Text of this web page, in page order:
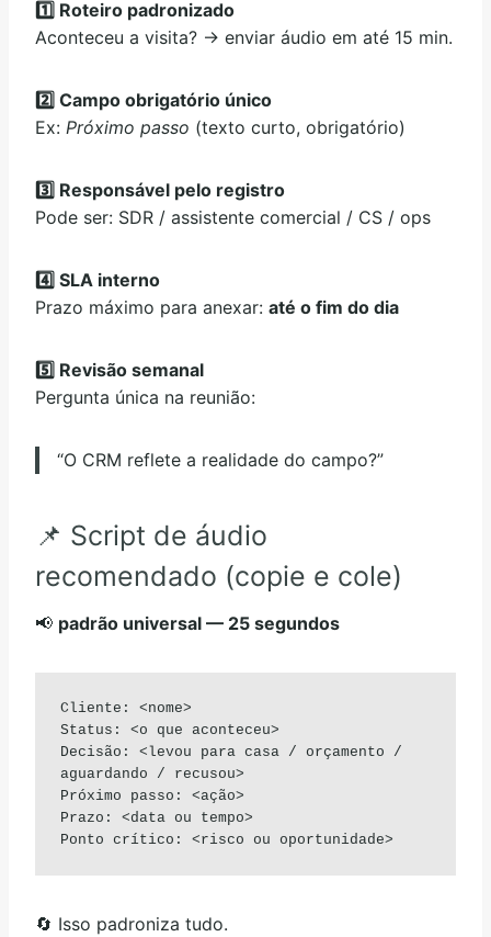
1️⃣ Roteiro padronizado
Aconteceu a visita? → enviar áudio em até 15 min.
2️⃣ Campo obrigatório único
Ex: Próximo passo (texto curto, obrigatório)
3️⃣ Responsável pelo registro
Pode ser: SDR / assistente comercial / CS / ops
4️⃣ SLA interno
Prazo máximo para anexar: até o fim do dia
5️⃣ Revisão semanal
Pergunta única na reunião:
“O CRM reflete a realidade do campo?”
📌 Script de áudio
recomendado (copie e cole)
📢 padrão universal — 25 segundos
Cliente: <nome>
Status: <o que aconteceu>
Decisão: <levou para casa / orçamento /
aguardando / recusou>
Próximo passo: <ação>
Prazo: <data ou tempo>
Ponto crítico: <risco ou oportunidade>
🔄 Isso padroniza tudo.